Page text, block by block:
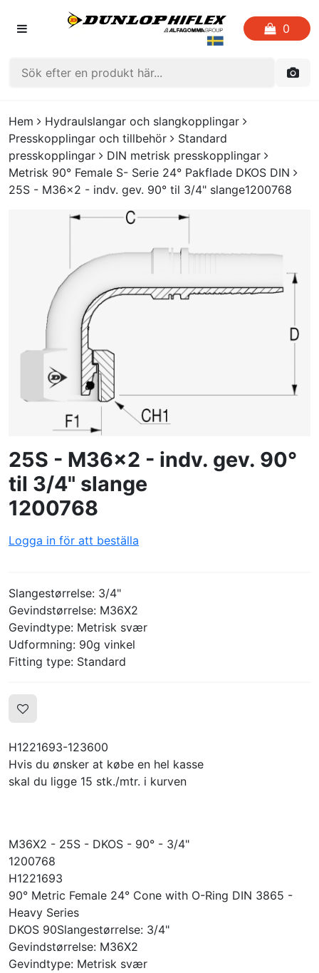
0
HEM
FAVORITLISTOR
KATALOGER
UTGÅENDE PRODUKTER
LOGGA IN
SKAPA PROFIL
Hem
Hydraulslangar och slangkopplingar
Presskopplingar och tillbehör
Standard
presskopplingar
DIN metrisk presskopplingar
Metrisk 90° Female S- Serie 24° Pakflade DKOS DIN
25S - M36x2 - indv. gev. 90° til 3/4" slange1200768
25S - M36x2 - indv. gev. 90°
til 3/4" slange
1200768
Logga in för att beställa
Slangestørrelse: 3/4"
Gevindstørrelse: M36X2
Gevindtype: Metrisk svær
Udformning: 90g vinkel
Fitting type: Standard
H1221693-123600
Hvis du ønsker at købe en hel kasse
skal du ligge 15 stk./mtr. i kurven
M36X2 - 25S - DKOS - 90° - 3/4"
1200768
H1221693
90° Metric Female 24° Cone with O-Ring DIN 3865 -
Heavy Series
DKOS 90Slangestørrelse: 3/4"
Gevindstørrelse: M36X2
Gevindtype: Metrisk svær